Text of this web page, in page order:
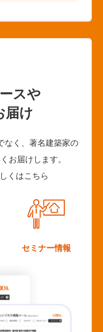
スや
届け
なく、著名建築家の
お届けします。
くはこちら
セミナー情報